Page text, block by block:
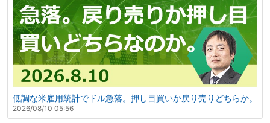
低調な米雇用統計でドル急落。押し目買いか戻り売りどちらか。
2026/08/10 05:56